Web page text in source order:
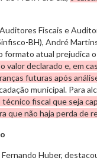
Fiscais e
BH), André
formato atual prejudica
valor declarado e, em
futuras após
municipal. Para
fiscal que seja
que não haja perda de
Huber,